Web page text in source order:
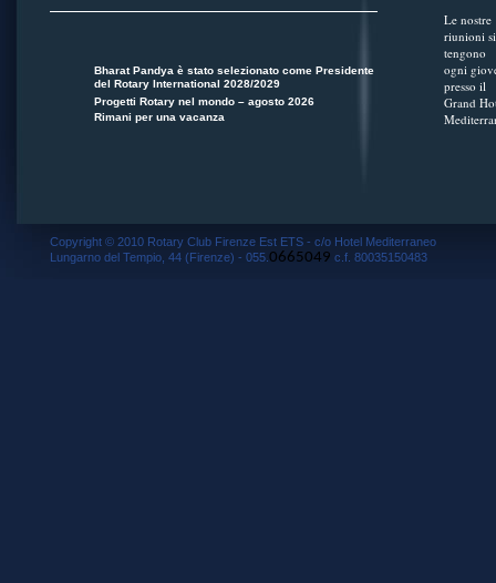
Bharat Pandya è stato selezionato come Presidente
del Rotary International 2028/2029
Progetti Rotary nel mondo – agosto 2026
Rimani per una vacanza
Le nostre
riunioni si
tengono
ogni
presso il
Grand
Copyright © 2010 Rotary Club Firenze Est ETS - c/o Hotel Mediterraneo
Lungarno del Tempio, 44 (Firenze) - 055. 0665049 c.f. 80035150483